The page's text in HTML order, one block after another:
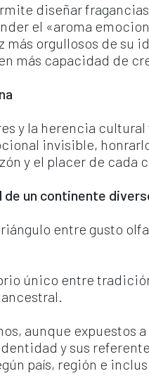
diseñar
el «aroma
orgullosos de su
más capacidad de
y la herencia
invisible,
y el placer de cada
un continente
entre gusto
único entre
aunque expuestos
y sus
país, región e